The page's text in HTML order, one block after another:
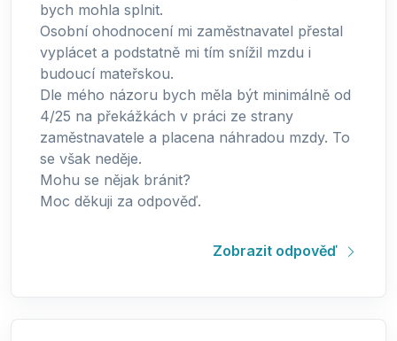
bych mohla splnit.
Osobní ohodnocení mi zaměstnavatel přestal
vyplácet a podstatně mi tím snížil mzdu i
budoucí mateřskou.
Dle mého názoru bych měla být minimálně od
4/25 na překážkách v práci ze strany
zaměstnavatele a placena náhradou mzdy. To
se však neděje.
Mohu se nějak bránit?
Moc děkuji za odpověď.
Zobrazit odpověď